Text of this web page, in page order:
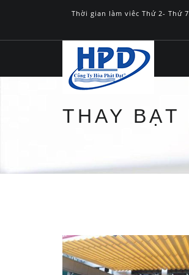
Thời gian làm viêc Thứ 2- Thứ 7
THAY BẠT